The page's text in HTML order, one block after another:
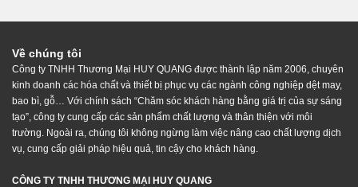
Về chúng tôi
Công ty TNHH Thương Mại HUY QUANG được thành lập năm 2006, chuyên
kinh doanh các hóa chất và thiết bị phục vụ các ngành công nghiệp dệt may,
bao bì, gỗ… Với chính sách “Chăm sóc khách hàng bằng giá trị của sự sáng
tạo”, công ty cung cấp các sản phẩm chất lượng và thân thiện với môi
trường. Ngoài ra, chúng tôi không ngừng làm việc nâng cao chất lượng dịch
vụ, cung cấp giải pháp hiệu quả, tin cậy cho khách hàng.
CÔNG TY TNHH THƯƠNG MẠI HUY QUANG